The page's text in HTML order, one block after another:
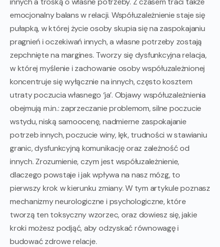
emocjonalny balans w relacji. Współuzależnienie staje się
pułapką, w której życie osoby skupia się na zaspokajaniu
pragnień i oczekiwań innych, a własne potrzeby zostają
zepchnięte na margines. Tworzy się dysfunkcyjna relacja,
w której myślenie i zachowanie osoby współuzależnionej
koncentruje się wyłącznie na innych, często kosztem
utraty poczucia własnego ‘ja’. Objawy współuzależnienia
obejmują m.in.: zaprzeczanie problemom, silne poczucie
wstydu, niską samoocenę, nadmierne zaspokajanie
potrzeb innych, poczucie winy, lęk, trudności w stawianiu
granic, dysfunkcyjną komunikację oraz zależność od
innych. Zrozumienie, czym jest współuzależnienie,
dlaczego powstaje i jak wpływa na nasz mózg, to
pierwszy krok w kierunku zmiany. W tym artykule poznasz
mechanizmy neurologiczne i psychologiczne, które
tworzą ten toksyczny wzorzec, oraz dowiesz się, jakie
kroki możesz podjąć, aby odzyskać równowagę i
budować zdrowe relacje.